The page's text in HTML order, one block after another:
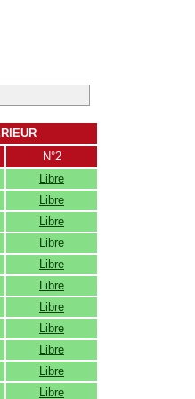
N°2
Libre
Libre
Libre
Libre
Libre
Libre
Libre
Libre
Libre
Libre
Libre